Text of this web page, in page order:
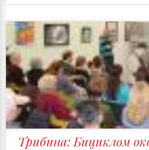
Трибина: Бициклом